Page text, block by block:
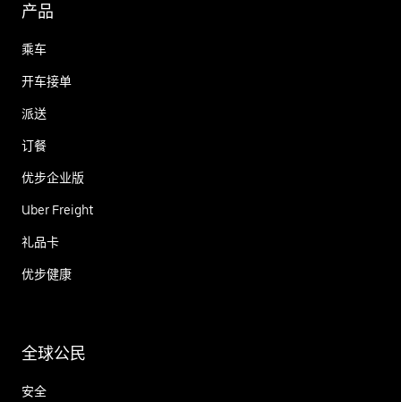
产品
乘车
开车接单
派送
订餐
优步企业版
Uber Freight
礼品卡
优步健康
全球公民
安全